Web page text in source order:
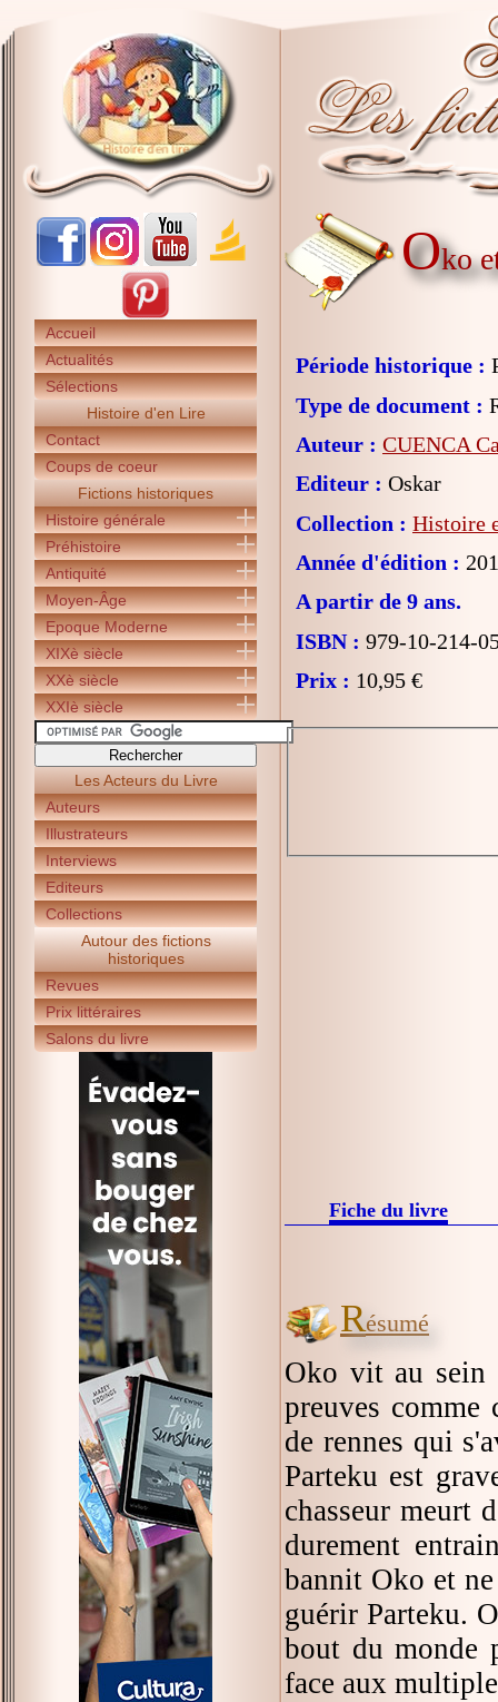
Accueil
Actualités
Sélections
Histoire d'en Lire
Contact
Coups de coeur
Fictions historiques
Histoire générale
Préhistoire
Antiquité
Moyen-Âge
Epoque Moderne
XIXè siècle
XXè siècle
XXIè siècle
Les Acteurs du Livre
Auteurs
Illustrateurs
Interviews
Editeurs
Collections
Autour des fictions
historiques
Revues
Prix littéraires
Salons du livre
Oko
Période historique :
Type de document :
Auteur : CUENCA
Editeur : Oskar
Collection : Histoire
Année d'édition :
A partir de 9 ans.
ISBN : 979-10-214-
Prix : 10,95 €
Fiche du livre
Résumé
Oko vit au sein
preuves comme
de rennes qui
Parteku est
chasseur meurt
durement
bannit Oko et
guérir Parteku.
bout du monde
face aux